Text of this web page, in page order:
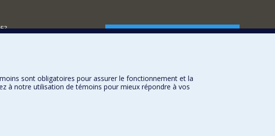
FACULTÉ DES ARTS ET DES SCIENCES
Nos programmes et cours
sont obligatoires pour assurer le fonctionnement et la
à notre utilisation de témoins pour mieux répondre à vos